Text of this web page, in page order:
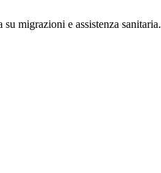
migrazioni e assistenza sanitaria.